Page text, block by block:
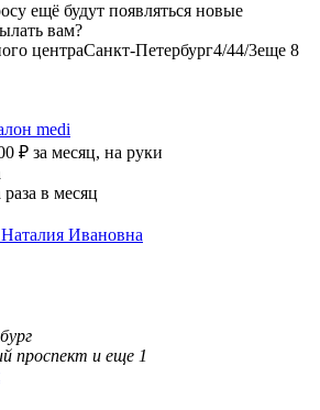
ещё будут появляться новые
вам?
центраСанкт-Петербург4/44/3еще 8
medi
₽ за месяц, на руки
в месяц
Ивановна
проспект и еще 1